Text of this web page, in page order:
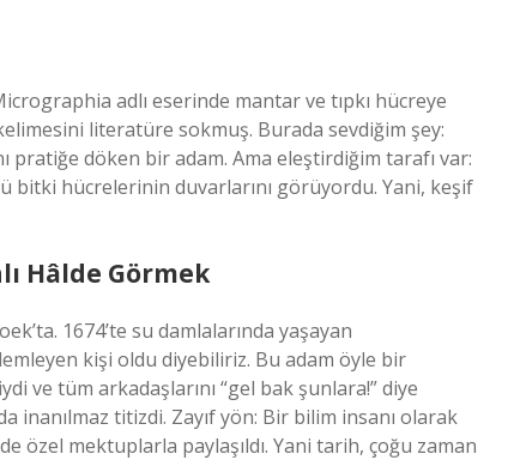
adlı eserinde mantar ve tıpkı hücreye
literatüre sokmuş. Burada sevdiğim şey:
pratiğe döken bir adam. Ama eleştirdiğim tarafı var:
bitki hücrelerinin duvarlarını görüyordu. Yani, keşif
Hâlde Görmek
1674’te su damlalarında yaşayan
kişi oldu diyebiliriz. Bu adam öyle bir
ve tüm arkadaşlarını “gel bak şunlara!” diye
inanılmaz titizdi. Zayıf yön: Bir bilim insanı olarak
özel mektuplarla paylaşıldı. Yani tarih, çoğu zaman